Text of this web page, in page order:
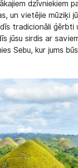
dzīvniekiem
un vietējie mūziķi
tradicionāli ģērbti
jūsu sirdis ar
Sebu, kur jums